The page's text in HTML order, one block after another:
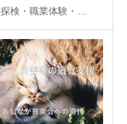
探検・職業体験・…